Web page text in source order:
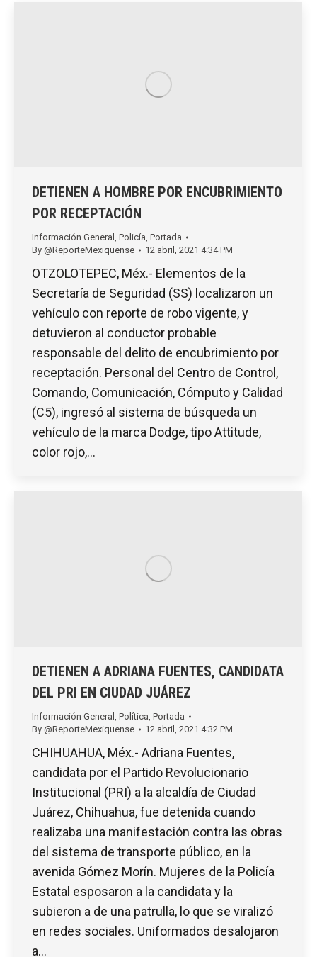
DETIENEN A HOMBRE POR ENCUBRIMIENTO
POR RECEPTACIÓN
Información General , Policía, Portada
By @ReporteMexiquense 12 abril, 2021 4:34 PM
OTZOLOTEPEC, Méx.- Elementos de la
Secretaría de Seguridad (SS) localizaron un
vehículo con reporte de robo vigente, y
detuvieron al conductor probable
responsable del delito de encubrimiento por
receptación. Personal del Centro de Control,
Comando, Comunicación, Cómputo y Calidad
(C5), ingresó al sistema de búsqueda un
vehículo de la marca Dodge, tipo Attitude,
color rojo,…
DETIENEN A ADRIANA FUENTES, CANDIDATA
DEL PRI EN CIUDAD JUÁREZ
Información General , Política, Portada
By @ReporteMexiquense 12 abril, 2021 4:32 PM
CHIHUAHUA, Méx.- Adriana Fuentes,
candidata por el Partido Revolucionario
Institucional (PRI) a la alcaldía de Ciudad
Juárez, Chihuahua, fue detenida cuando
realizaba una manifestación contra las obras
del sistema de transporte público, en la
avenida Gómez Morín. Mujeres de la Policía
Estatal esposaron a la candidata y la
subieron a de una patrulla, lo que se viralizó
en redes sociales. Uniformados desalojaron
a…